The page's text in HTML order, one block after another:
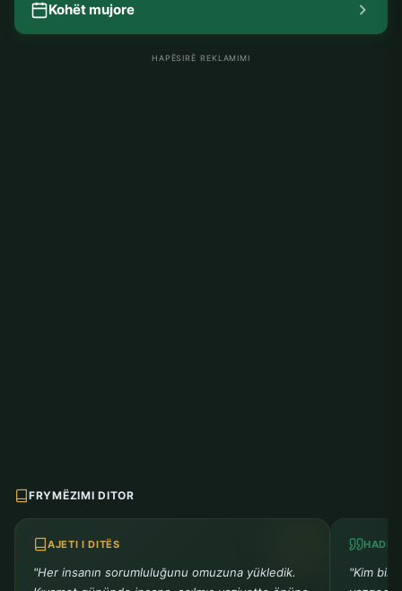
Kohët mujore
HAPËSIRË REKLAMIMI
FRYMËZIMI DITOR
AJETI I DITËS
"Her insanın sorumluluğunu omuzuna yükledik.
"Kim bir